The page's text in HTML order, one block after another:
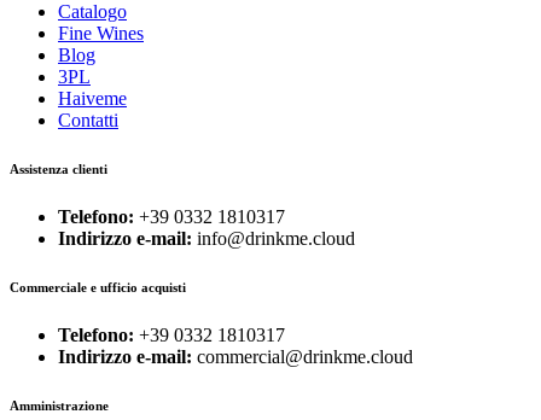
Catalogo
Fine Wines
Blog
3PL
Haiveme
Contatti
Assistenza clienti
Telefono: +39 0332 1810317
Indirizzo e-mail: info@drinkme.cloud
Commerciale e ufficio acquisti
Telefono: +39 0332 1810317
Indirizzo e-mail: commercial@drinkme.cloud
Amministrazione